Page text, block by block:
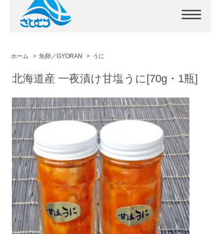
ホーム > 魚卵／GYORAN > うに
北海道産 一夜漬け甘塩うに[70g・1瓶]